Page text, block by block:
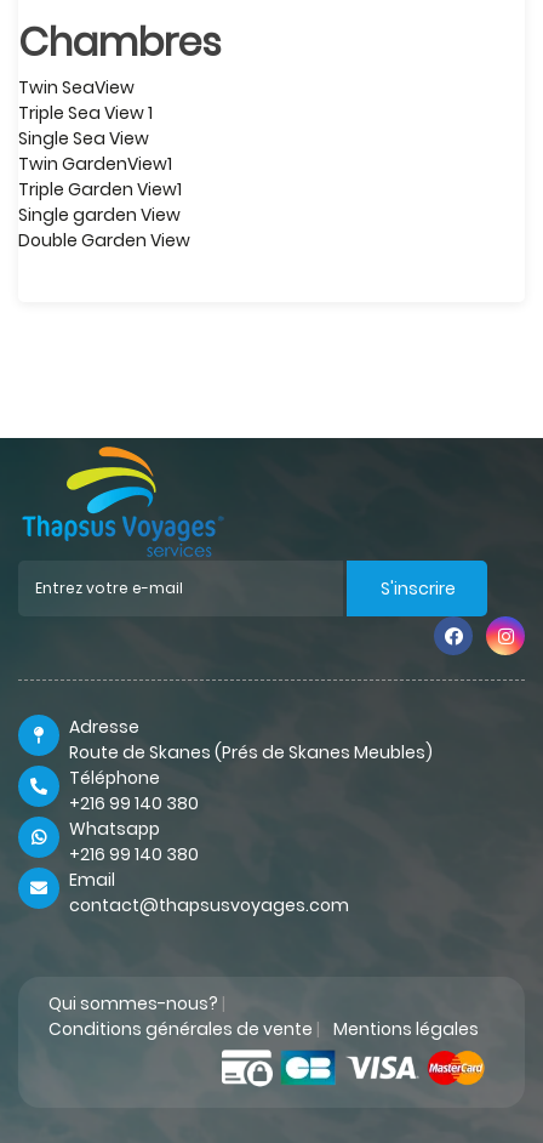
Chambres
Twin SeaView
Triple Sea View 1
Single Sea View
Twin GardenView1
Triple Garden View1
Single garden View
Double Garden View
S'inscrire
Adresse
Route de Skanes (Prés de Skanes Meubles)
Téléphone
+216 99 140 380
Whatsapp
+216 99 140 380
Email
contact@thapsusvoyages.com
Qui sommes-nous? |
Conditions générales de vente | Mentions légales